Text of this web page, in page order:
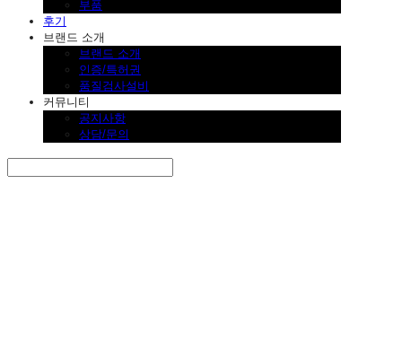
부품
후기
브랜드 소개
브랜드 소개
인증/특허권
품질검사설비
커뮤니티
공지사항
상담/문의